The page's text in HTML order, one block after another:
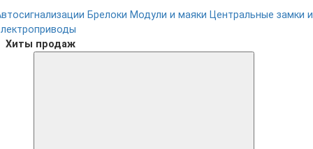
Брелоки Модули и маяки Центральные замки и
Хиты продаж